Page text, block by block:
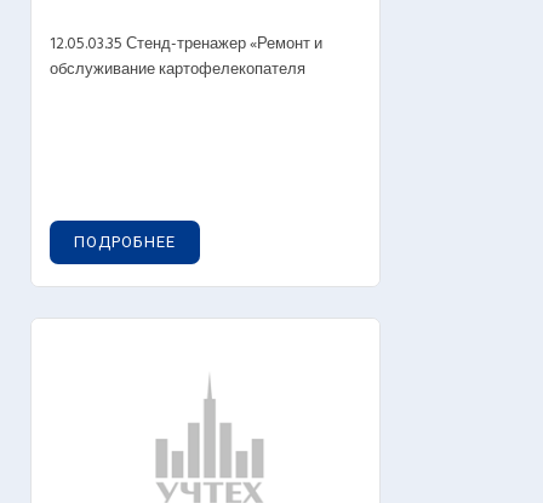
12.05.03.35 Стенд-тренажер «Ремонт и
обслуживание картофелекопателя
ПОДРОБНЕЕ